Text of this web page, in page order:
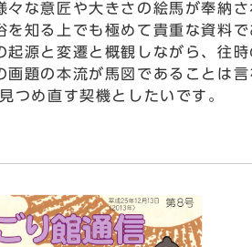
な意匠や大きさの絵馬が奉納
知る上でも極めて貴重な資料で
源と変遷と概観しながら、往時
題の本流が馬図であることは言
つめ直す契機としたいです。